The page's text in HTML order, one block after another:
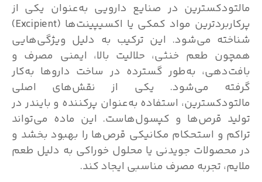
مالتودکسترین در صنایع دارویی به‌عنوان یکی از
پرکاربردترین مواد کمکی یا اکسیپینت‌ها (Excipient)
شناخته می‌شود. این ترکیب به دلیل ویژگی‌هایی
همچون طعم خنثی، حلالیت بالا، ایمنی مصرف و
بافت‌دهی، به‌طور گسترده در ساخت داروها به‌کار
گرفته می‌شود. یکی از نقش‌های اصلی
مالتودکسترین، استفاده به‌عنوان پرکننده و بایندر در
تولید قرص‌ها و کپسول‌هاست. این ماده می‌تواند
تراکم و استحکام مکانیکی قرص‌ها را بهبود بخشد و
در محصولات جویدنی یا محلول خوراکی به دلیل طعم
ملایم، تجربه مصرف مناسبی ایجاد کند.